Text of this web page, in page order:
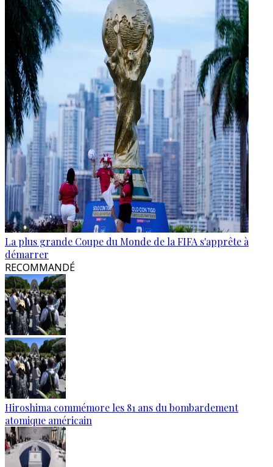
La plus grande Coupe du Monde de la FIFA s'apprête à
démarrer
RECOMMANDÉ
Hiroshima commémore les 81 ans du bombardement
atomique américain